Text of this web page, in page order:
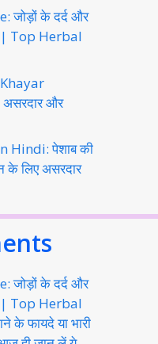
के दर्द और
| Top Herbal
और
Hindi: पेशाब की
के लिए असरदार
के दर्द और
| Top Herbal
के फायदे या भारी